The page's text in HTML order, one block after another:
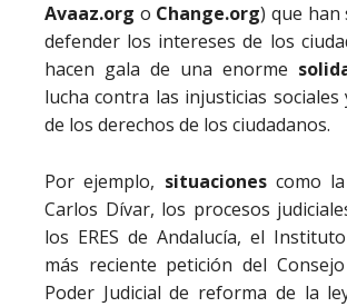
Avaaz.org o Change.org) que
defender los intereses de los
hacen gala de una enorme
lucha contra las injusticias sociales
de los derechos de los ciudadanos.
Por ejemplo, situacionescomo la
Carlos Dívar, los procesos
los ERES de Andalucía, el
más reciente petición del
Poder Judicial de reforma de la